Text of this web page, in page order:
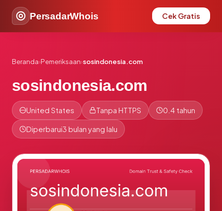
PersadarWhois Cek Gratis
Beranda›Pemeriksaan›sosindonesia.com
sosindonesia.com
United States Tanpa HTTPS 0.4 tahun
Diperbarui3 bulan yang lalu